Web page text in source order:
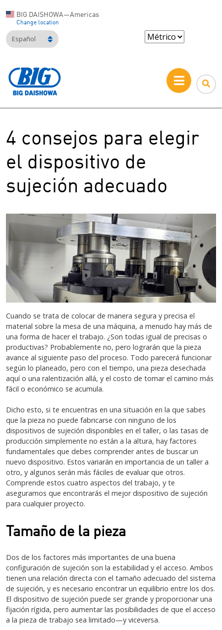
BIG DAISHOWA—Americas
Change location
Español
4 consejos para elegir
el dispositivo de
sujeción adecuado
Cuando se trata de colocar de manera segura y precisa el
material sobre la mesa de una máquina, a menudo hay más de
una forma de hacer el trabajo. ¿Son todas igual de precisas o
productivas? Probablemente no, pero lograrán que la pieza
avance al siguiente paso del proceso. Todo parecerá funcionar
según lo planeado, pero con el tiempo, una pieza desechada
aquí o una ralentización allá, y el costo de tomar el camino más
fácil o económico se acumula.
Dicho esto, si te encuentras en una situación en la que sabes
que la pieza no puede fabricarse con ninguno de los
dispositivos de sujeción disponibles en el taller, o las tasas de
producción simplemente no están a la altura, hay factores
fundamentales que debes comprender antes de buscar un
nuevo dispositivo. Estos variarán en importancia de un taller a
otro, y algunos serán más fáciles de evaluar que otros.
Comprende estos cuatro aspectos del trabajo, y te
aseguramos que encontrarás el mejor dispositivo de sujeción
para cualquier proyecto.
Tamaño de la pieza
Dos de los factores más importantes de una buena
configuración de sujeción son la estabilidad y el acceso. Ambos
tienen una relación directa con el tamaño adecuado del sistema
de sujeción, y es necesario encontrar un equilibrio entre los dos.
El dispositivo de sujeción puede ser grande y proporcionar una
fijación rígida, pero aumentar las posibilidades de que el acceso
a la pieza de trabajo sea limitado—y viceversa.